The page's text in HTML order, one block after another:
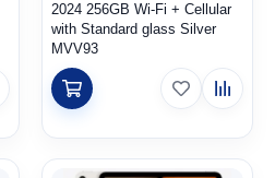
2024 256GB Wi-Fi + Cellular
with Standard glass Silver
MVV93